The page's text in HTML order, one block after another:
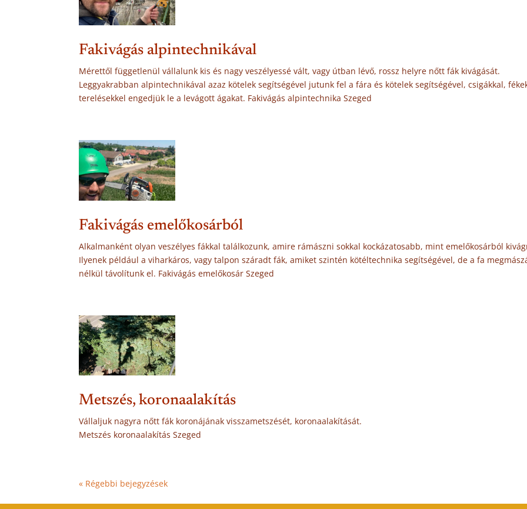
Fakivágás alpintechnikával
Mérettől függetlenül vállalunk kis és nagy veszélyessé vált, vagy útban lévő, rossz helyre nőtt fák kivágását.
Leggyakrabban alpintechnikával azaz kötelek segítségével jutunk fel a fára és kötelek segítségével, csigákkal,
terelésekkel engedjük le a levágott ágakat. Fakivágás alpintechnika Szeged
Fakivágás emelőkosárból
Alkalmanként olyan veszélyes fákkal találkozunk, amire rámászni sokkal kockázatosabb, mint emelőkosárból
Ilyenek például a viharkáros, vagy talpon száradt fák, amiket szintén kötéltechnika segítségével, de a fa
nélkül távolítunk el. Fakivágás emelőkosár Szeged
Metszés, koronaalakítás
Vállaljuk nagyra nőtt fák koronájának visszametszését, koronaalakítását.
Metszés koronaalakítás Szeged
« Régebbi bejegyzések